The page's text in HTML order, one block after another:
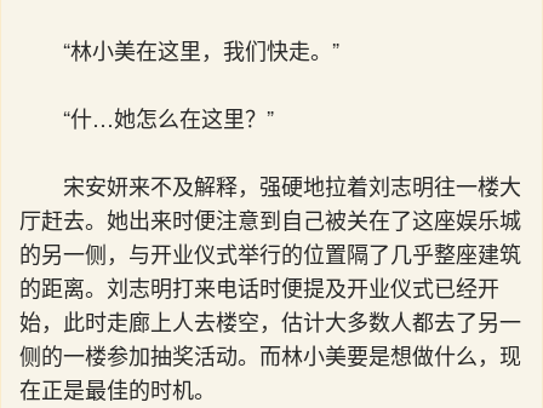
“林小美在这里，我们快走。”
“什…她怎么在这里？”
宋安妍来不及解释，强硬地拉着刘志明往一楼大
厅赶去。她出来时便注意到自己被关在了这座娱乐城
的另一侧，与开业仪式举行的位置隔了几乎整座建筑
的距离。刘志明打来电话时便提及开业仪式已经开
始，此时走廊上人去楼空，估计大多数人都去了另一
侧的一楼参加抽奖活动。而林小美要是想做什么，现
在正是最佳的时机。